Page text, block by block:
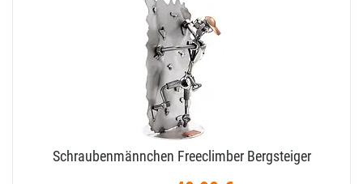
Schraubenmännchen Freeclimber Bergsteiger